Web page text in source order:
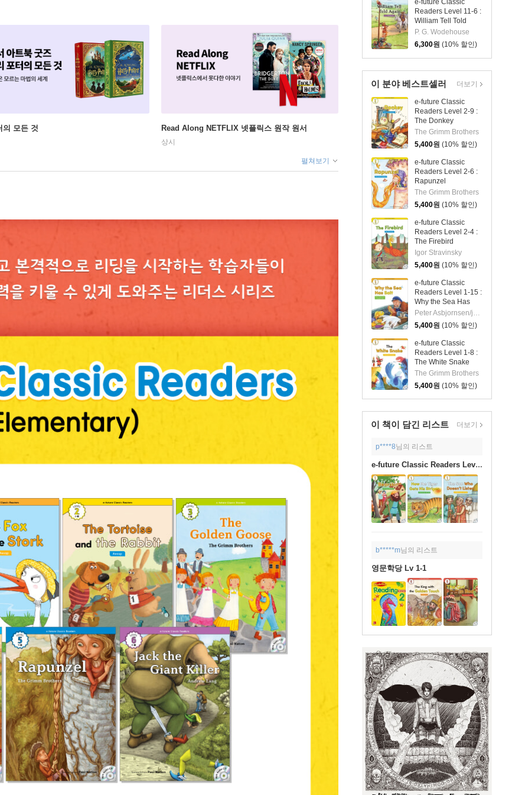
e-future Classic
Readers Level 11-6 :
William Tell Told
Again
P. G. Wodehouse
6,300원 (10% 할인)
이 분야 베스트셀러
e-future Classic
Readers Level 2-9 :
The Donkey
The Grimm Brothers
5,400원 (10% 할인)
e-future Classic
Readers Level 2-6 :
Rapunzel
The Grimm Brothers
5,400원 (10% 할인)
e-future Classic
Readers Level 2-4 :
The Firebird
Igor Stravinsky
5,400원 (10% 할인)
e-future Classic
Readers Level 1-15 :
Why the Sea Has
Salt
Peter Asbjornsen/jorgen Moe
5,400원 (10% 할인)
e-future Classic
Readers Level 1-8 :
The White Snake
The Grimm Brothers
5,400원 (10% 할인)
더보기
이 책이 담긴 리스트 더보기
p****8님의 리스트
e-future Classic Readers Level 1
b*****m님의 리스트
영문학당 Lv 1-1
의 모든 것 Read Along NETFLIX 넷플릭스 원작 원서
상시
펼쳐보기